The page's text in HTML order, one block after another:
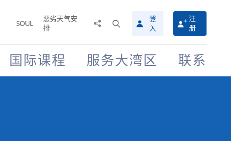
SOUL
恶劣天气安
排
搜
寻
介
面
登
入
注
册
国际课程 服务大湾区 联系